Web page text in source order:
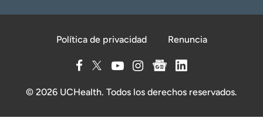
Política de privacidad Renuncia
© 2026 UCHealth. Todos los derechos reservados.